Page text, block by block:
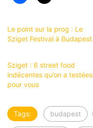
Le point sur la prog : Le
Sziget Festival à Budapest
Sziget : 6 street food
indécentes qu’on a testées
pour vous
Tags: budapest